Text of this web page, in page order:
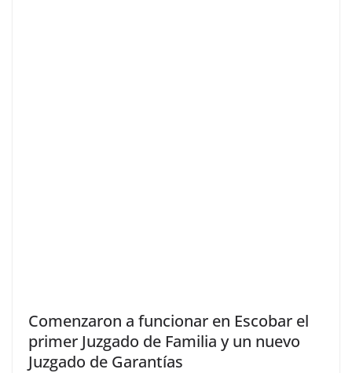
Comenzaron a funcionar en Escobar el
primer Juzgado de Familia y un nuevo
Juzgado de Garantías